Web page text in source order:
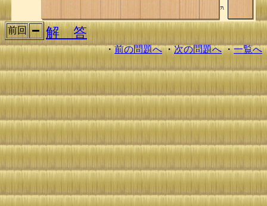
前回 解 答
・前の問題へ・次の問題へ・一覧へ